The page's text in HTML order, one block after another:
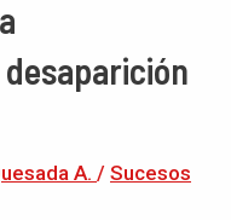
A. / Sucesos